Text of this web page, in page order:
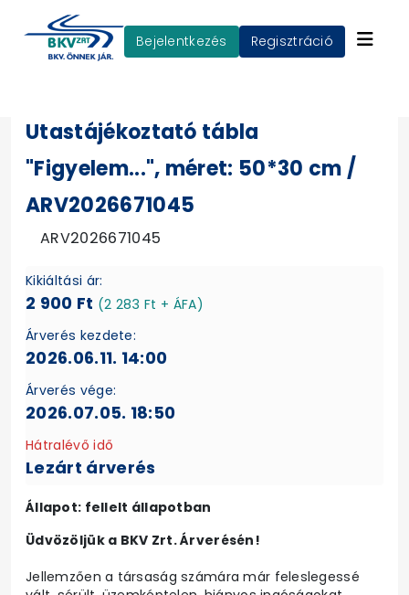
Bejelentkezés Regisztráció
Utastájékoztató tábla
"Figyelem...", méret: 50*30 cm /
ARV2026671045
ARV2026671045
Kikiáltási ár:
2 900 Ft (2 283 Ft + ÁFA)
Árverés kezdete:
2026.06.11. 14:00
Árverés vége:
2026.07.05. 18:50
Hátralévő idő
Lezárt árverés
Állapot: fellelt állapotban
Üdvözöljük a BKV Zrt. Árverésén!
Jellemzően a társaság számára már feleslegessé